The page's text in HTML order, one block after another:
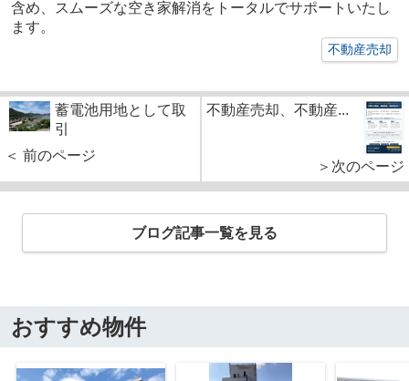
含め、スムーズな空き家解消をトータルでサポートいたし
ます。
不動産売却
蓄電池用地として取
引
＜ 前のページ
不動産売却、不動産...
＞次のページ
ブログ記事一覧を見る
おすすめ物件